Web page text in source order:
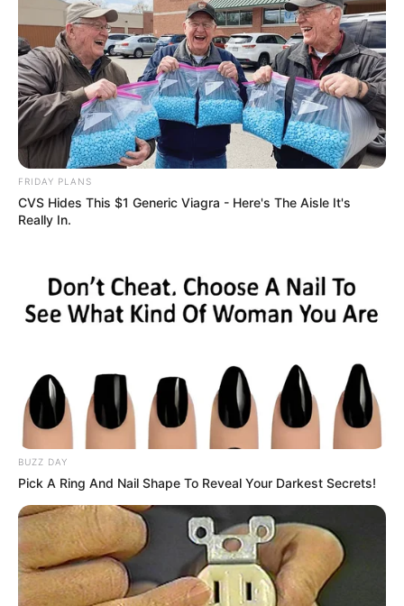
FRIDAY PLANS
CVS Hides This $1 Generic Viagra - Here's The Aisle It's
Really In.
BUZZ DAY
Pick A Ring And Nail Shape To Reveal Your Darkest Secrets!